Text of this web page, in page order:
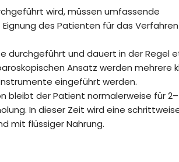
wird, müssen umfassende
des Patienten für das
durchgeführt und dauert in der Regel
Ansatz werden mehrere
eingeführt werden.
bleibt der Patient normalerweise für
In dieser Zeit wird eine
mit flüssiger Nahrung.